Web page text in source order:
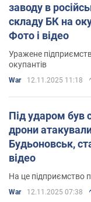
заводу в
складу БК на
Фото і відео
Уражене
окупантів
War 12.11.2025 11:18
Під ударом був
дрони
Будьоновськ,
відео
На це підприємство
War 12.11.2025 07:38